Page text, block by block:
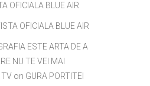
OFICIALA BLUE AIR
OFICIALA BLUE AIR
ESTE ARTA DE A
NU TE VEI MAI
TV on GURA PORTITEI